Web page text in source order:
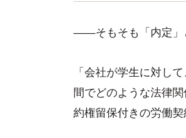
――そもそも「内定」
「会社が学生に対し
間でどのような法律
約権留保付きの労働